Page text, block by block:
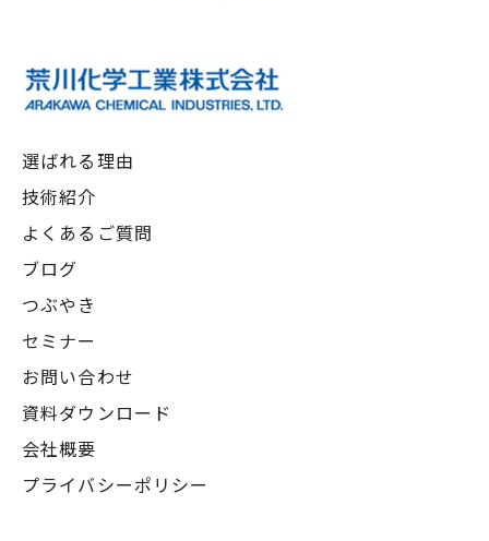
選ばれる理由
技術紹介
よくあるご質問
ブログ
つぶやき
セミナー
お問い合わせ
資料ダウンロード
会社概要
プライバシーポリシー